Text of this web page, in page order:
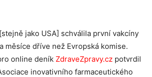
jako USA] schválila první vakcíny
měsíce dříve než Evropská komise.
online deník ZdraveZpravy.cz potvrdil
inovativního farmaceutického